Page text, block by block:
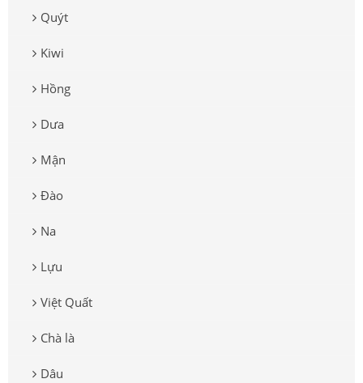
Quýt
Kiwi
Hồng
Dưa
Mận
Đào
Na
Lựu
Việt Quất
Chà là
Dâu